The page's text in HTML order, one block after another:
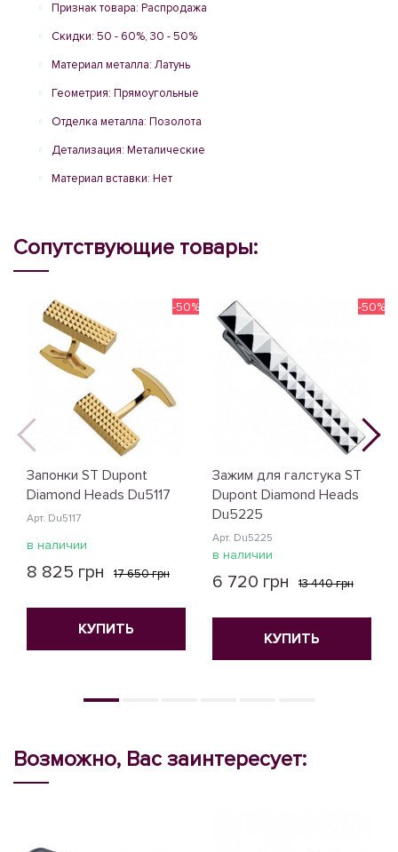
Признак товара: Распродажа
Скидки: 50 - 60%, 30 - 50%
Материал металла: Латунь
Геометрия: Прямоугольные
Отделка металла: Позолота
Детализация: Металические
Материал вставки: Нет
Сопутствующие товары:
Запонки ST Dupont
Diamond Heads Du5117
Арт. Du5117
-50%
в наличии
8 825 грн 17 650 грн
КУПИТЬ
Зажим для галстука ST
Dupont Diamond Heads
Du5225
Арт. Du5225
-50%
в наличии
6 720 грн 13 440 грн
КУПИТЬ
Возможно, Вас заинтересует: